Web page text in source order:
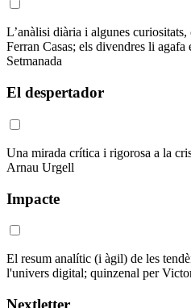
L’anàlisi diària i algunes
Ferran Casas; els divendres li
Setmanada
El despertador
Una mirada crítica i rigorosa a la
Arnau Urgell
Impacte
El resum analític (i àgil) de les
l'univers digital; quinzenal per
Nextletter